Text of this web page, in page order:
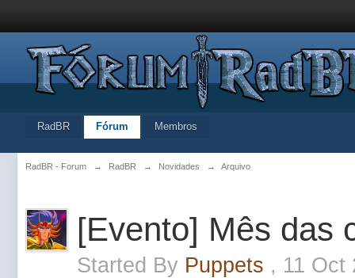
RadBR Fórum Membros
RadBR - Forum → RadBR → Novidades → Arquivo
[Evento] Mês das
Started By Puppets , 11 Oct